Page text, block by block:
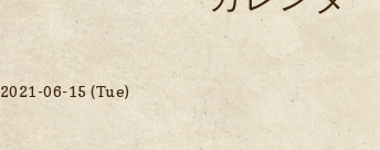
2021-06-15 (Tue)